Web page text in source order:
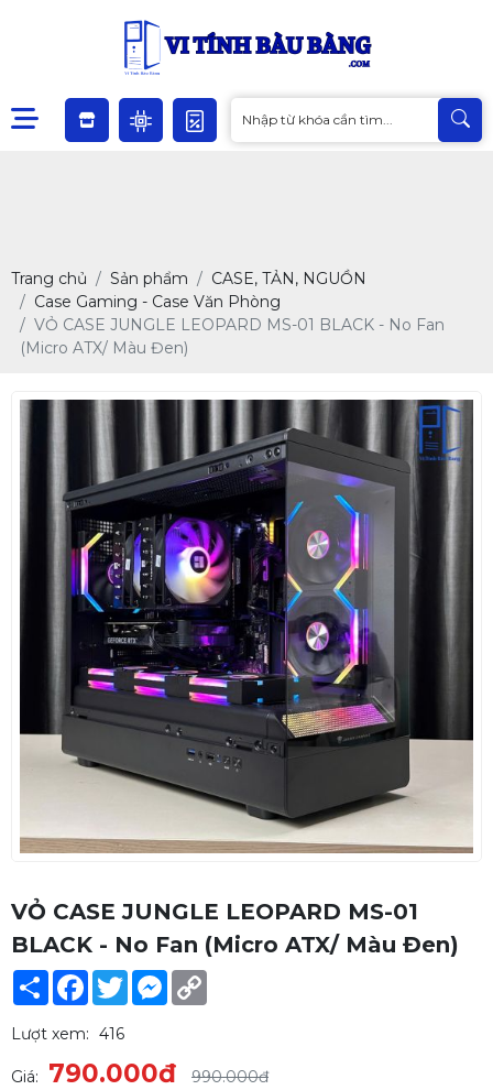
Trang chủ Sản phẩm
CASE, TẢN, NGUỒN
Case Gaming - Case Văn Phòng
VỎ CASE JUNGLE LEOPARD MS-01 BLACK - No Fan
(Micro ATX/ Màu Đen)
VỎ CASE JUNGLE LEOPARD MS-01
BLACK - No Fan (Micro ATX/ Màu Đen)
Share Facebook
TwitterMessenger
Lượt xem: 416
Giá: 790.000đ 990.000đ